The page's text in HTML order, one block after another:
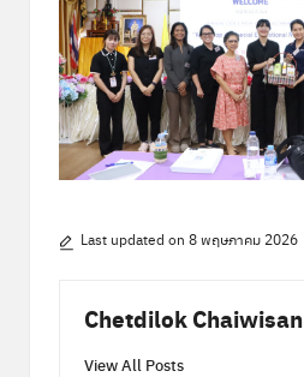
Last updated on 8 พฤษภาคม 2026
Chetdilok Chaiwisan
View All Posts